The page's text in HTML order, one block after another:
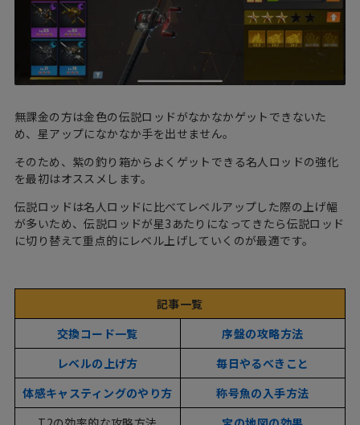
無課金の方は金色の伝説ロッドがなかなかゲットできないた
め、星アップになかなか手を出せません。
そのため、紫の釣り箱からよくゲットできる名人ロッドの強化
を最初はオススメします。
伝説ロッドは名人ロッドに比べてレベルアップした際の上げ幅
が多いため、伝説ロッドが星3あたりになってきたら伝説ロッド
に切り替えて重点的にレベル上げしていくのが最適です。
記事一覧
交換コード一覧
序盤の攻略方法
レベルの上げ方
毎日やるべきこと
体感キャスティングのやり方
称号魚の入手方法